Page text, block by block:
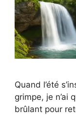
Quand l’été
grimpe, je n’ai
brûlant pour